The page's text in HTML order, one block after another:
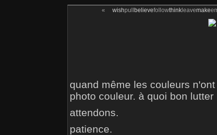
« wishpull believefollowthinkleavemake
quand même les couleurs
photo couleur. à quoi bon lutter
attendons.
patience.